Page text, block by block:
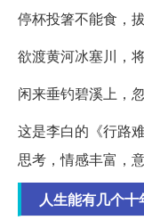
停杯投箸不能食，
欲渡黄河冰塞川，
闲来垂钓碧溪上，
这是李白的《行路
思考，情感丰富，意
人生能有几个